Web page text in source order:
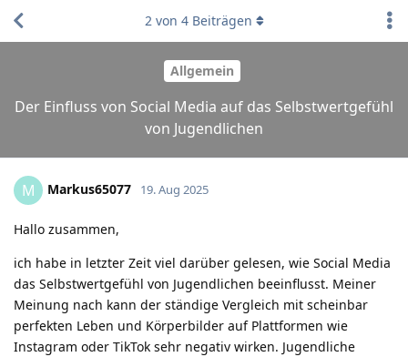
Allgemein
Der Einfluss von Social Media auf das Selbstwertgefühl
von Jugendlichen
2von 4Beiträgen
M Markus65077 19. Aug 2025
Hallo zusammen,
ich habe in letzter Zeit viel darüber gelesen, wie Social Media
das Selbstwertgefühl von Jugendlichen beeinflusst. Meiner
Meinung nach kann der ständige Vergleich mit scheinbar
perfekten Leben und Körperbilder auf Plattformen wie
Instagram oder TikTok sehr negativ wirken. Jugendliche